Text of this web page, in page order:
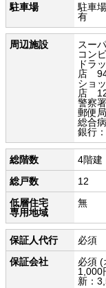
駐車場
駐車
有
周辺施設
スー
コン
ドラ
店
ショ
店
警察
郵便
総合
銀行
総階数
4階建
総戸数
12
低層住宅
専用地域
無
保証人代行
必須
保証会社
必須
新：